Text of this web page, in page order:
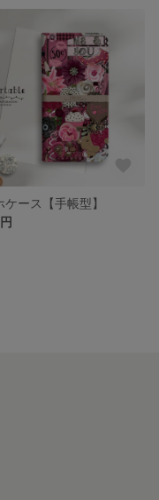
ケース【手帳型】